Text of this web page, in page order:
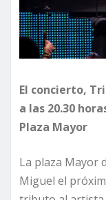
El concierto,
a las 20.30
Plaza Mayor
La plaza Mayor
Miguel el